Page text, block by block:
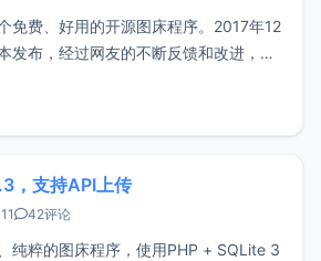
免费、好用的开源图床程序。2017年12
发布，经过网友的不断反馈和改进，历
支持拽拖上传、多图上传、Ctrl + V粘
图片裁剪，自动生成缩
，支持API上传
42评论
纯粹的图床程序，使用PHP + SQLite 3